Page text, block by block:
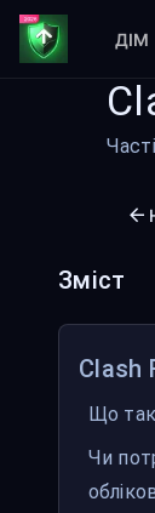
ДІМ
Зміст
Clash
Що
Чи